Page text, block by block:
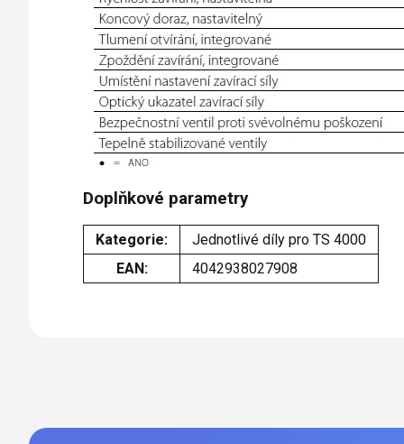
Doplňkové parametry
Kategorie:
Jednotlivé díly pro TS 4000
EAN : 4042938027908